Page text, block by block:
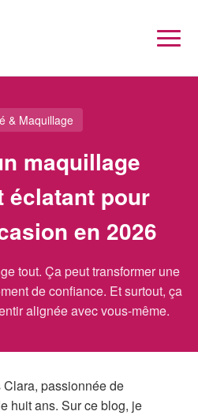
& Maquillage
maquillage
éclatant pour
en 2026
tout. Ça peut transformer une
de confiance. Et surtout, ça
alignée avec vous-même.
passionnée de
huit ans. Sur ce blog, je